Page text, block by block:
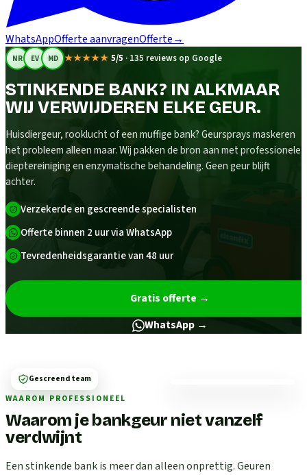
WhatsAppOfferte aanvragenOfferte→
NR EV MD ★★★★★ 5/5 · 135 reviews op Google
STINKENDE BANK? IN ALKMAAR
WIJ VERWIJDEREN ELKE GEUR.
Huisdiergeur, rooklucht of een muffige bank? Geursprays maskeren
het probleem alleen maar. Wij pakken de bron aan met professionele
dieptereiniging en enzymatische behandeling. Geen geur blijft
achter.
Verzekerde en gescreende specialisten
Offerte binnen 2 uur via WhatsApp
Tevredenheidsgarantie van 48 uur
Gratis offerte →
WhatsApp →
WAAROM PROFESSIONEEL
Waarom je bankgeur niet vanzelf
verdwijnt
Een stinkende bank is meer dan alleen onprettig. Geuren
Gescreend team